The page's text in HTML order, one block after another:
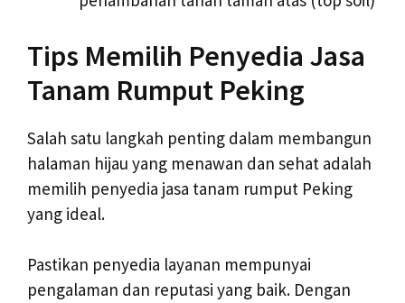
Tips Memilih Penyedia Jasa
Tanam Rumput Peking
Salah satu langkah penting dalam membangun
halaman hijau yang menawan dan sehat adalah
memilih penyedia jasa tanam rumput Peking
yang ideal.
Pastikan penyedia layanan mempunyai
pengalaman dan reputasi yang baik. Dengan